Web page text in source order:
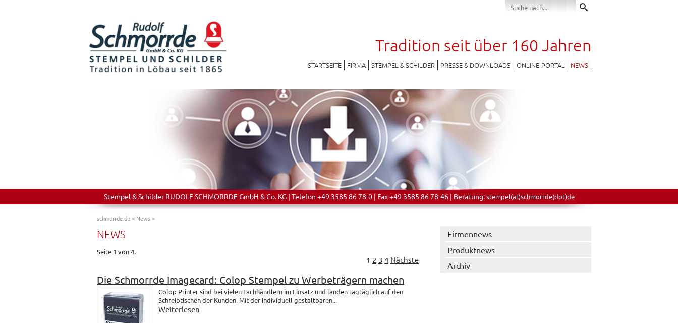
Tradition seit über 160 Jahren
STARTSEITE FIRMA STEMPEL & SCHILDER PRESSE & DOWNLOADS ONLINE-PORTAL NEWS
Stempel & Schilder RUDOLF SCHMORRDE GmbH & Co. KG | Telefon +49 3585 86 78-0 | Fax +49 3585 86 78-46 | Beratung:stempel(at)schmorrde(dot)de
schmorrde.de> News>
NEWS
Seite 1 von 4.
1 2 3 4 Nächste
Die Schmorrde Imagecard: Colop Stempel zu Werbeträgern machen
Colop Printer sind bei vielen Fachhändlern im Einsatz und landen tagtäglich auf den
Schreibtischen der Kunden. Mit der individuell gestaltbaren...
Weiterlesen
Firmennews
Produktnews
Archiv